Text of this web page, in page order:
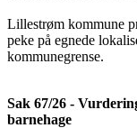
Lillestrøm kommune
peke på egnede
kommunegrense.
Sak 67/26 -
barnehage